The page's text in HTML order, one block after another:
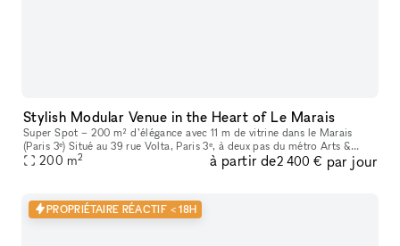
Stylish Modular Venue in the Heart of Le Marais
Super Spot – 200 m² d’élégance avec 11 m de vitrine dans le Marais
(Paris 3ᵉ) Situé au 39 rue Volta, Paris 3ᵉ, à deux pas du métro Arts &
Métiers, Super Spot est l’adresse idéale pour vos pop-up sto
200 m2 à partir de2 400 € par jour
PROPRIÉTAIRE RÉACTIF < 18H